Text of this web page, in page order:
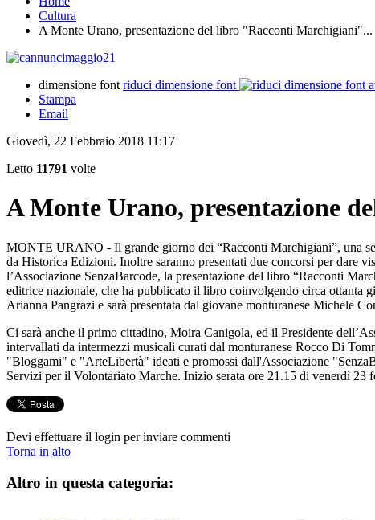
Cultura
A Monte Urano, presentazione del libro "Racconti Marchigiani"...
dimensione font riduci dimensione font
Stampa
Email
Giovedì, 22 Febbraio 2018 11:17
Letto 11791 volte
A Monte Urano, presentazione
MONTE URANO - Il grande giorno dei “Racconti Marchigiani”, una
da Historica Edizioni. Inoltre saranno presentati due concorsi per dare
l’Associazione SenzaBarcode, la presentazione del libro “Racconti
editrice nazionale, che ha pubblicato il libro coinvolgendo circa ottanta
Arianna Pangrazi e sarà presentata dal giovane monturanese Michele
Ci sarà anche il primo cittadino, Moira Canigola, ed il Presidente
intervallati da intermezzi musicali curati dal monturanese Rocco Di
"Bloggami" e "ArteLibertà" ideati e promossi dall'Associazione
Servizi per il Volontariato Marche. Inizio serata ore 21.15 di venerdì
Devi effettuare il login per inviare commenti
Torna in alto
Altro in questa categoria: